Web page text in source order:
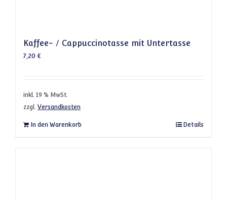
Kaffee- / Cappuccinotasse mit Untertasse
7,20 €
inkl. 19 % MwSt.
zzgl. Versandkosten
In den Warenkorb Details